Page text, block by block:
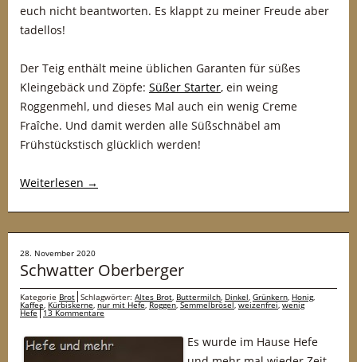
euch nicht beantworten. Es klappt zu meiner Freude aber
tadellos!
Der Teig enthält meine üblichen Garanten für süßes
Kleingebäck und Zöpfe: Süßer Starter, ein weing
Roggenmehl, und dieses Mal auch ein wenig Creme
Fraîche. Und damit werden alle Süßschnäbel am
Frühstückstisch glücklich werden!
Weiterlesen →
28. November 2020
Schwatter Oberberger
Kategorie Brot Schlagwörter: Altes Brot, Buttermilch, Dinkel, Grünkern, Honig,
Kaffee, Kürbiskerne, nur mit Hefe,Roggen,Semmelbrösel,weizenfrei,wenig
Hefe 13 Kommentare
Es wurde im Hause Hefe